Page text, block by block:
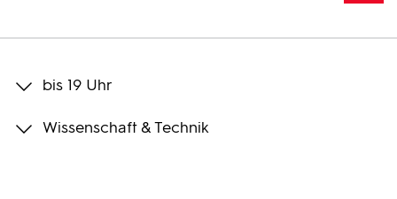
Bilder
bis 19 Uhr
Wissenschaft & Technik